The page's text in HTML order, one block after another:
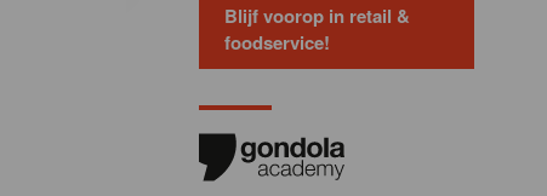
Blijf voorop in retail &
foodservice!